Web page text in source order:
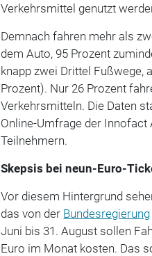
Verkehrsmittel genutzt
Demnach fahren mehr als
dem Auto, 95 Prozent
knapp zwei Drittel Fußwege,
Prozent). Nur 26 Prozent
Verkehrsmitteln. Die Daten
Online-Umfrage der Innofact
Teilnehmern.
Skepsis bei neun-Euro-
Vor diesem Hintergrund
das von der Bundesregierung
Juni bis 31. August sollen
Euro im Monat kosten. Das